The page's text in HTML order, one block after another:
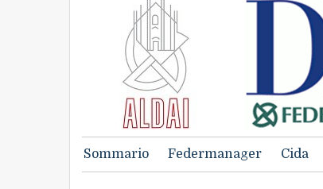
Sommario Federmanager Cida